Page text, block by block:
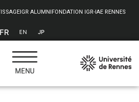
IGR ALUMNIFONDATION IGR-IAE RENNES
FR EN JP